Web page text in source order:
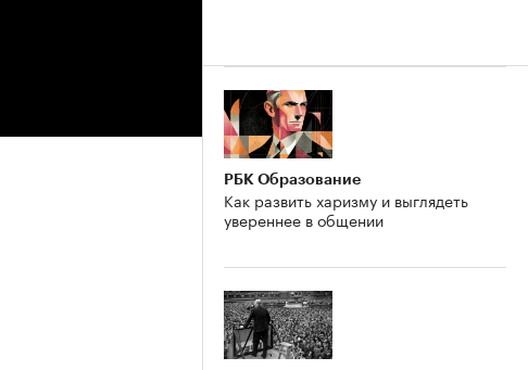
РБК Образование
Как развить харизму и выглядеть
увереннее в общении